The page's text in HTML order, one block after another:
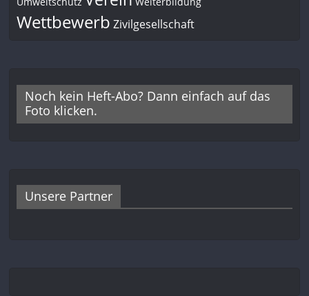
Wettbewerb Zivilgesellschaft
Noch kein Heft-Abo? Dann einfach auf das
Foto klicken.
Unsere Partner